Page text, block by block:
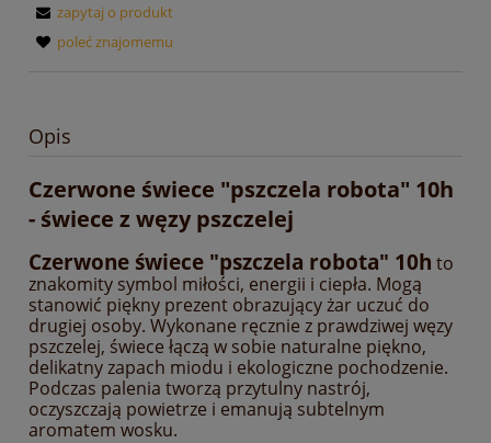
zapytaj o produkt
poleć znajomemu
Opis
Czerwone świece "pszczela robota" 10h
- świece z węzy pszczelej
Czerwone świece "pszczela robota" 10h to
znakomity symbol miłości, energii i ciepła. Mogą
stanowić piękny prezent obrazujący żar uczuć do
drugiej osoby. Wykonane ręcznie z prawdziwej węzy
pszczelej, świece łączą w sobie naturalne piękno,
delikatny zapach miodu i ekologiczne pochodzenie.
Podczas palenia tworzą przytulny nastrój,
oczyszczają powietrze i emanują subtelnym
aromatem wosku.